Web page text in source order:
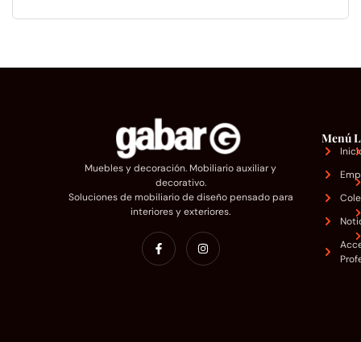
Muebles y decoración. Mobiliario auxiliar y
decorativo.
Soluciones de mobiliario de diseño pensado para
interiores y exteriores.
Menú